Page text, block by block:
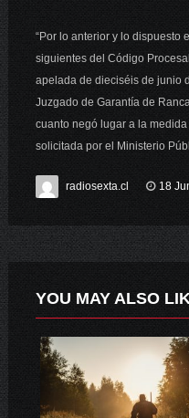
“Por lo anterior y lo dispuesto
siguientes del Código
apelada de dieciséis de junio
Juzgado de Garantía de
cuanto negó lugar a la
solicitada por el Ministerio
radiosexta.cl 18
YOU MAY ALSO